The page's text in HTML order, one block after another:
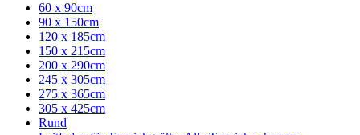
60 x 90cm
90 x 150cm
120 x 185cm
150 x 215cm
200 x 290cm
245 x 305cm
275 x 365cm
305 x 425cm
Rund